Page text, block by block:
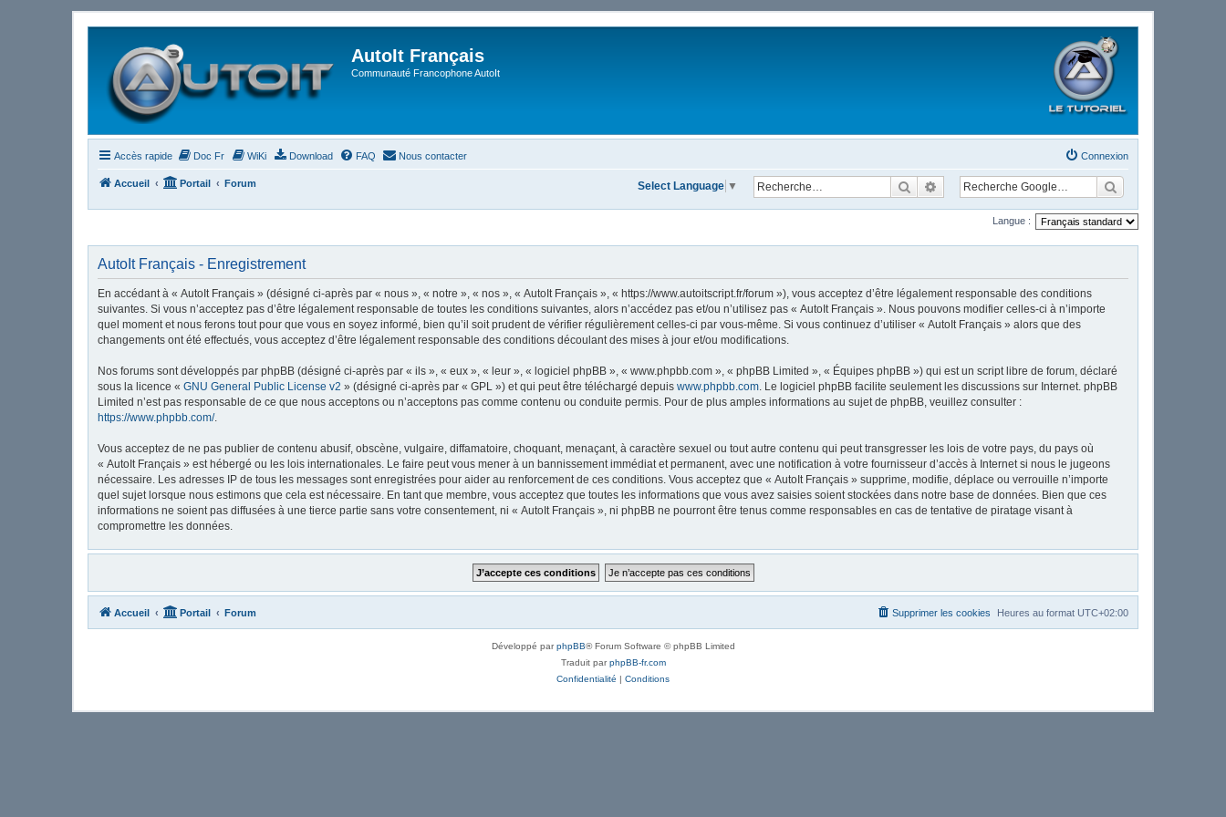
AutoIt Français
Communauté Francophone AutoIt
Accès rapide Doc Fr WiKi Download FAQ Nous contacter Connexion
Accueil Portail Forum RechercherRecherche avancée
Select Language ▼
Langue :
AutoIt Français - Enregistrement
En accédant à « AutoIt Français » (désigné ci-après par « nous », « notre », « nos », « AutoIt Français », « https://www.autoitscript.fr/forum »), vous acceptez d’être légalement responsable des conditions
suivantes. Si vous n’acceptez pas d’être légalement responsable de toutes les conditions suivantes, alors n’accédez pas et/ou n’utilisez pas « AutoIt Français ». Nous pouvons modifier celles-ci à n’importe
quel moment et nous ferons tout pour que vous en soyez informé, bien qu’il soit prudent de vérifier régulièrement celles-ci par vous-même. Si vous continuez d’utiliser « AutoIt Français » alors que des
changements ont été effectués, vous acceptez d’être légalement responsable des conditions découlant des mises à jour et/ou modifications.
Nos forums sont développés par phpBB (désigné ci-après par « ils », « eux », « leur », « logiciel phpBB », « www.phpbb.com », « phpBB Limited », « Équipes phpBB ») qui est un script libre de forum, déclaré
sous la licence « GNU General Public License v2 » (désigné ci-après par « GPL ») et qui peut être téléchargé depuis www.phpbb.com . Le logiciel phpBB facilite seulement les discussions sur Internet. phpBB
Limited n’est pas responsable de ce que nous acceptons ou n’acceptons pas comme contenu ou conduite permis. Pour de plus amples informations au sujet de phpBB, veuillez consulter :
https://www.phpbb.com/.
Vous acceptez de ne pas publier de contenu abusif, obscène, vulgaire, diffamatoire, choquant, menaçant, à caractère sexuel ou tout autre contenu qui peut transgresser les lois de votre pays, du pays où
« AutoIt Français » est hébergé ou les lois internationales. Le faire peut vous mener à un bannissement immédiat et permanent, avec une notification à votre fournisseur d’accès à Internet si nous le jugeons
nécessaire. Les adresses IP de tous les messages sont enregistrées pour aider au renforcement de ces conditions. Vous acceptez que « AutoIt Français » supprime, modifie, déplace ou verrouille n’importe
quel sujet lorsque nous estimons que cela est nécessaire. En tant que membre, vous acceptez que toutes les informations que vous avez saisies soient stockées dans notre base de données. Bien que ces
informations ne soient pas diffusées à une tierce partie sans votre consentement, ni « AutoIt Français », ni phpBB ne pourront être tenus comme responsables en cas de tentative de piratage visant à
compromettre les données.
Accueil Portail Forum Heures au format UTC+02:00
Supprimer les cookies
Développé parphpBB® Forum Software © phpBB Limited
Traduit parphpBB-fr.com
Confidentialité | Conditions